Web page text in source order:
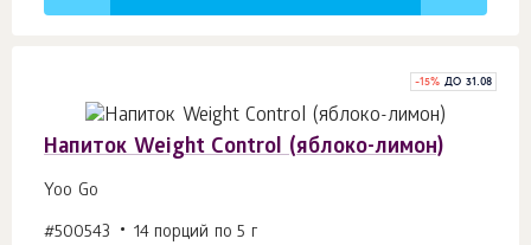
-15% ДО 31.08
Напиток Weight Control (яблоко-лимон)
Yoo Go
#500543 14 порций по 5 г